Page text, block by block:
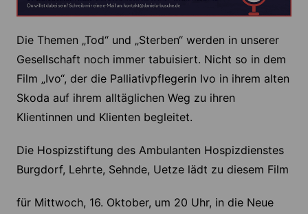
Die Themen „Tod“ und „Sterben“ werden in unserer
Gesellschaft noch immer tabuisiert. Nicht so in dem
Film „Ivo“, der die Palliativpflegerin Ivo in ihrem alten
Skoda auf ihrem alltäglichen Weg zu ihren
Klientinnen und Klienten begleitet.
Die Hospizstiftung des Ambulanten Hospizdienstes
Burgdorf, Lehrte, Sehnde, Uetze lädt zu diesem Film
für Mittwoch, 16. Oktober, um 20 Uhr, in die Neue